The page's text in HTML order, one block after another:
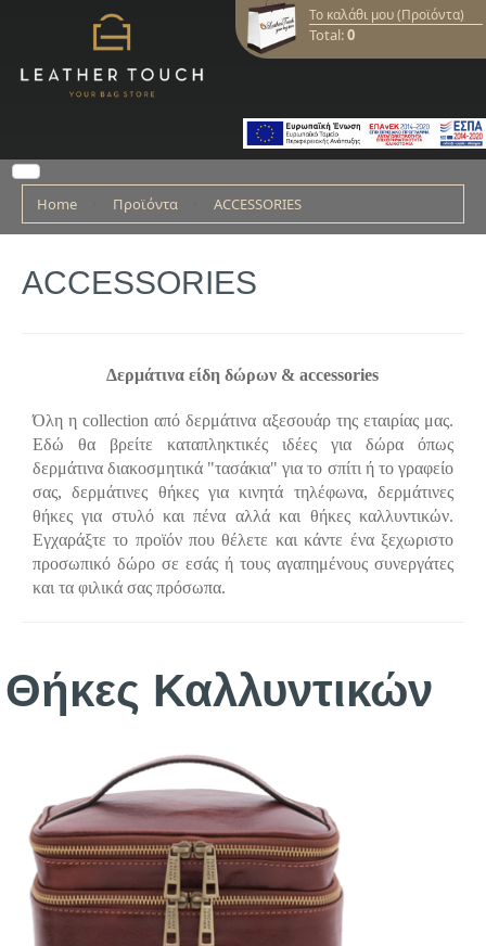
Το καλάθι μου (Προϊόντα)
Total:0
Home Προϊόντα ACCESSORIES
ACCESSORIES
Δερμάτινα είδη δώρων & accessories
Όλη η collection από δερμάτινα αξεσουάρ της εταιρίας μας.
Εδώ θα βρείτε καταπληκτικές ιδέες για δώρα όπως
δερμάτινα διακοσμητικά "τασάκια" για το σπίτι ή το γραφείο
σας, δερμάτινες θήκες για κινητά τηλέφωνα, δερμάτινες
θήκες για στυλό και πένα αλλά και θήκες καλλυντικών.
Εγχαράξτε το προϊόν που θέλετε και κάντε ένα ξεχωριστο
προσωπικό δώρο σε εσάς ή τους αγαπημένους συνεργάτες
και τα φιλικά σας πρόσωπα.
Θήκες Καλλυντικών